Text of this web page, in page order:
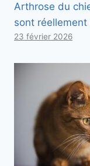
Arthrose du
sont réellement
23 février 2026